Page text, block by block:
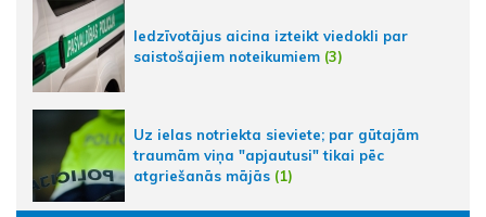
Iedzīvotājus aicina izteikt viedokli par
saistošajiem noteikumiem (3)
Uz ielas notriekta sieviete; par gūtajām
traumām viņa "apjautusi" tikai pēc
atgriešanās mājās (1)